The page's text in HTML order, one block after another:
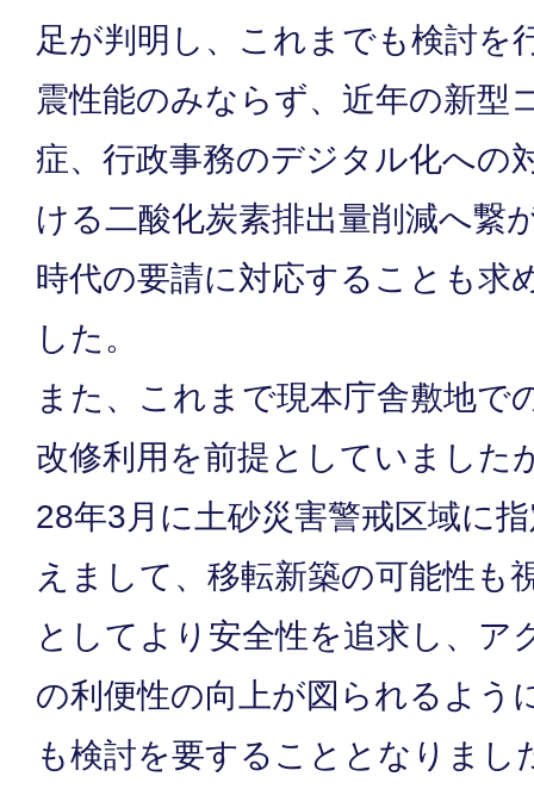
足が判明し、これまでも検討を
震性能のみならず、近年の新型
症、行政事務のデジタル化への
ける二酸化炭素排出量削減へ繋
時代の要請に対応することも求
した。
また、これまで現本庁舎敷地で
改修利用を前提としていました
28年3月に土砂災害警戒区域に
えまして、移転新築の可能性も
としてより安全性を追求し、ア
の利便性の向上が図られるよう
も検討を要することとなりまし